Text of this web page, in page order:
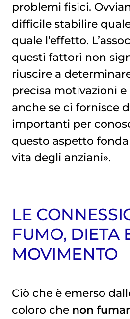
problemi fisici.
difficile stabilire
quale l’effetto.
questi fattori non
riuscire a
precisa motivazioni e
anche se ci fornisce
importanti per
questo aspetto
vita degli anziani».
LE
FUMO, DIETA
MOVIMENTO
Ciò che è emerso
coloro che non